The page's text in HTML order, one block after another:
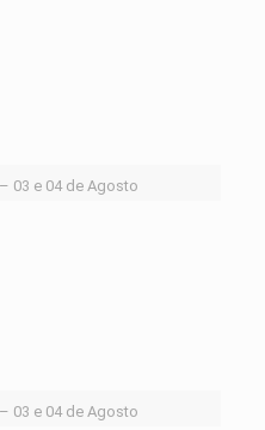
03 e 04 de Agosto
03 e 04 de Agosto